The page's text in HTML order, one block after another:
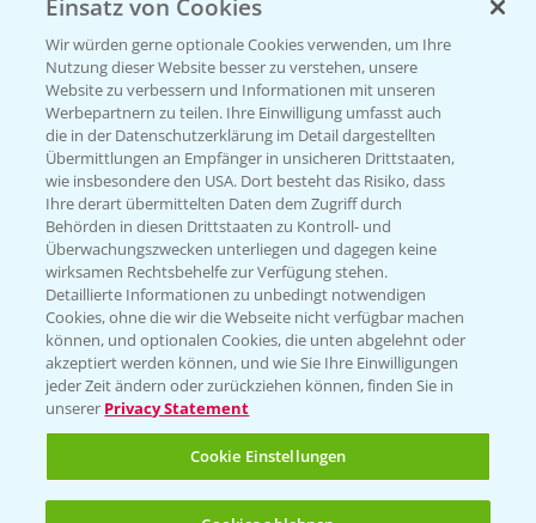
Beratung auf WhatsApp
T.+49 (0)174 346 564 1
KONTAKT
Hilfe in Notfällen
T.+49 (0)214/30-20220
Folgen Sie uns
Einsatz von Cookies
Wir würden gerne optionale Cookies verwenden, um Ihre
Nutzung dieser Website besser zu verstehen, unsere
Website zu verbessern und Informationen mit unseren
Werbepartnern zu teilen. Ihre Einwilligung umfasst auch
die in der Datenschutzerklärung im Detail dargestellten
Übermittlungen an Empfänger in unsicheren Drittstaaten,
wie insbesondere den USA. Dort besteht das Risiko, dass
Ihre derart übermittelten Daten dem Zugriff durch
Behörden in diesen Drittstaaten zu Kontroll- und
Überwachungszwecken unterliegen und dagegen keine
wirksamen Rechtsbehelfe zur Verfügung stehen.
Detaillierte Informationen zu unbedingt notwendigen
Cookies, ohne die wir die Webseite nicht verfügbar machen
können, und optionalen Cookies, die unten abgelehnt oder
akzeptiert werden können, und wie Sie Ihre Einwilligungen
jeder Zeit ändern oder zurückziehen können, finden Sie in
unserer Privacy Statement
Cookie Einstellungen